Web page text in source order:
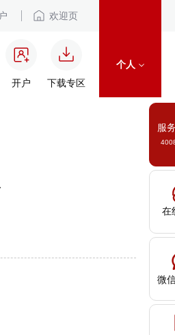
服
在
微
欢迎页
开户 下载专区
个人